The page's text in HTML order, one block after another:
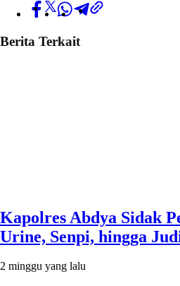
Berita Terkait
Kapolres Abdya Sidak
Urine, Senpi, hingga
2 minggu yang lalu